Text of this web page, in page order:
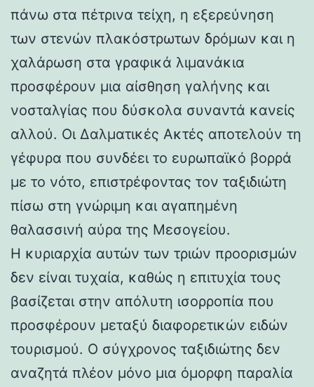
πάνω στα πέτρινα τείχη, η εξερεύνηση
των στενών πλακόστρωτων δρόμων και η
χαλάρωση στα γραφικά λιμανάκια
προσφέρουν μια αίσθηση γαλήνης και
νοσταλγίας που δύσκολα συναντά κανείς
αλλού. Οι Δαλματικές Ακτές αποτελούν τη
γέφυρα που συνδέει το ευρωπαϊκό βορρά
με το νότο, επιστρέφοντας τον ταξιδιώτη
πίσω στη γνώριμη και αγαπημένη
θαλασσινή αύρα της Μεσογείου.
Η κυριαρχία αυτών των τριών προορισμών
δεν είναι τυχαία, καθώς η επιτυχία τους
βασίζεται στην απόλυτη ισορροπία που
προσφέρουν μεταξύ διαφορετικών ειδών
τουρισμού. Ο σύγχρονος ταξιδιώτης δεν
αναζητά πλέον μόνο μια όμορφη παραλία